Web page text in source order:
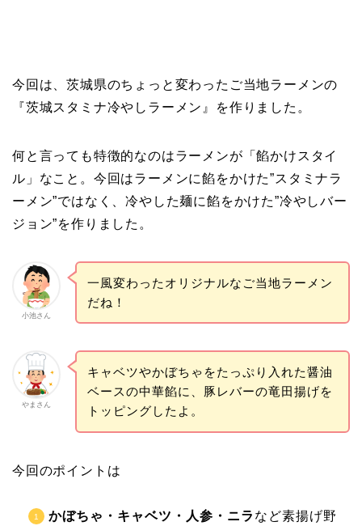
今回は、茨城県のちょっと変わったご当地ラーメンの
『茨城スタミナ冷やしラーメン』を作りました。
何と言っても特徴的なのはラーメンが「餡かけスタイ
ル」なこと。今回はラーメンに餡をかけた”スタミナラ
ーメン”ではなく、冷やした麺に餡をかけた”冷やしバー
ジョン”を作りました。
小池さん
一風変わったオリジナルなご当地ラーメン
だね！
やまさん
キャベツやかぼちゃをたっぷり入れた醤油
ベースの中華餡に、豚レバーの竜田揚げを
トッピングしたよ。
今回のポイントは
かぼちゃ・キャベツ・人参・ニラ など素揚げ野